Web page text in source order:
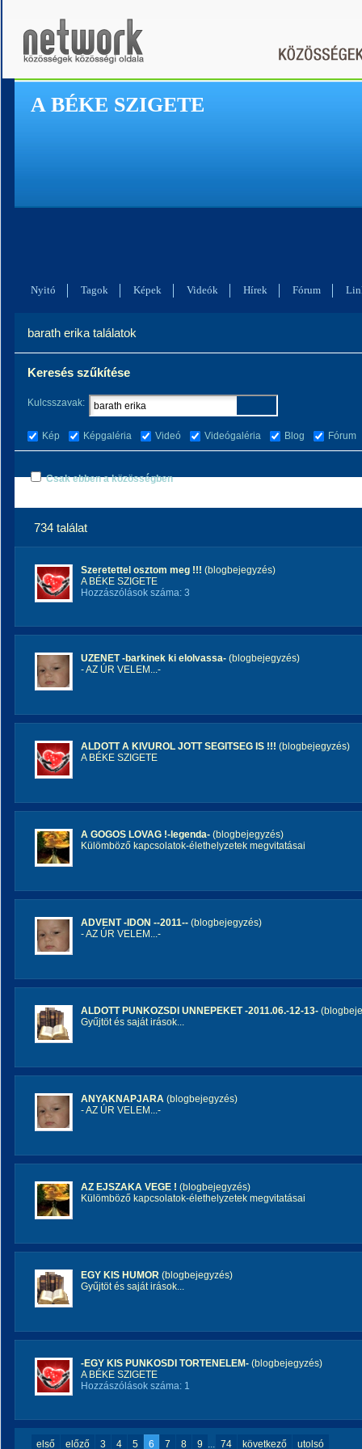
A BÉKE SZIGETE
Nyitó Tagok Képek Videók Hírek Fórum
barath erika találatok
Keresés szűkítése
Kulcsszavak:
Kép Képgaléria Videó Videógaléria Blog Fórum
Csak ebben a közösségben
734 találat
Szeretettel osztom meg !!! (blogbejegyzés)
A BÉKE SZIGETE
Hozzászólások száma: 3
UZENET -barkinek ki elolvassa- (blogbejegyzés)
- AZ ÚR VELEM...-
ALDOTT A KIVUROL JOTT SEGITSEG IS !!! (blogbejegyzés)
A BÉKE SZIGETE
A GOGOS LOVAG !-legenda- (blogbejegyzés)
Külömböző kapcsolatok-élethelyzetek megvitatásai
ADVENT -IDON --2011-- (blogbejegyzés)
- AZ ÚR VELEM...-
ALDOTT PUNKOZSDI UNNEPEKET -2011.06.-12-13-
Gyűjtöt és saját irások...
ANYAKNAPJARA (blogbejegyzés)
- AZ ÚR VELEM...-
AZ EJSZAKA VEGE ! (blogbejegyzés)
Külömböző kapcsolatok-élethelyzetek megvitatásai
EGY KIS HUMOR (blogbejegyzés)
Gyűjtöt és saját irások...
-EGY KIS PUNKOSDI TORTENELEM- (blogbejegyzés)
A BÉKE SZIGETE
Hozzászólások száma: 1
első előző 3 4 5 6 7 8 9 ... 74 következő utolsó